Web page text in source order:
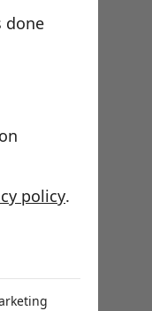
done
policy.
sectoren
aan